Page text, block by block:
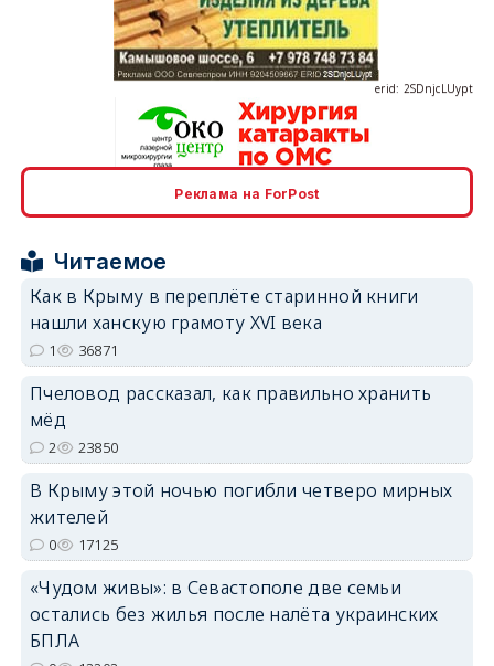
Реклама на ForPost
Читаемое
Как в Крыму в переплёте старинной книги
нашли ханскую грамоту XVI века
1 36871
Пчеловод рассказал, как правильно хранить
мёд
2 23850
В Крыму этой ночью погибли четверо мирных
жителей
0 17125
«Чудом живы»: в Севастополе две семьи
остались без жилья после налёта украинских
БПЛА